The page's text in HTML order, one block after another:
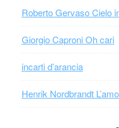
Roberto Gervaso Cielo
Giorgio Caproni Oh cari
incarti d’arancia
Henrik Nordbrandt